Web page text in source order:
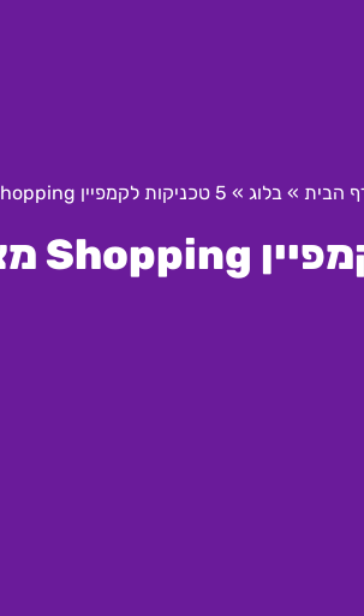
הבית » בלוג » 5 טכניקות לקמפיין Shopping מצליח ב-קידום אתרים B2B